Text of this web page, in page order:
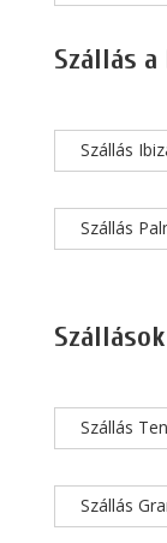
Szállás
Szállás
Szállás
Szállás
Szállás